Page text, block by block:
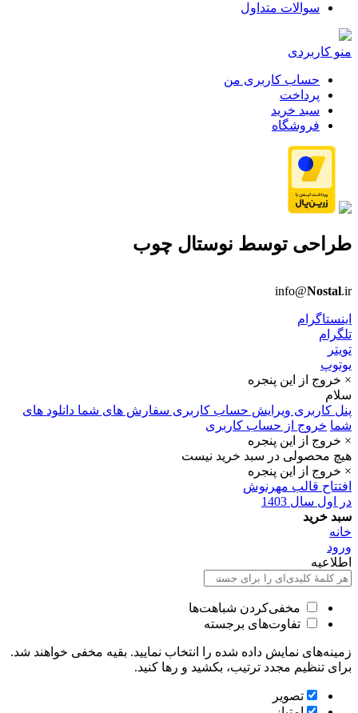
سوالات متداول
منو کاربردی
حساب کاربری من
پرداخت
سبد خرید
فروشگاه
طراحی توسط نوستال چوب
info@Nostal.ir
اینستاگرام
تلگرام
تویتر
یوتوپ
× خروج از این پنجره
سلام
پنل کاربری ویرایش حساب کاربری سفارش های شما دانلود های
شما خروج از حساب کاربری
× خروج از این پنجره
هیچ محصولی در سبد خرید نیست
× خروج از این پنجره
افتتاح قالب مهرنوش
در اول سال 1403
سبد خرید
خانه
ورود
اطلاعیه
مخفی‌کردن شباهت‌ها
تفاوت‌های برجسته
زمینه‌های نمایش داده شده را انتخاب نمایید. بقیه مخفی خواهند شد.
برای تنظیم مجدد ترتیب، بکشید و رها کنید.
تصویر